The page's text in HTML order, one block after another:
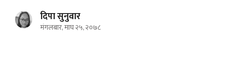
दिपा सुनुवार
मंगलबार, माघ २५, २०७८